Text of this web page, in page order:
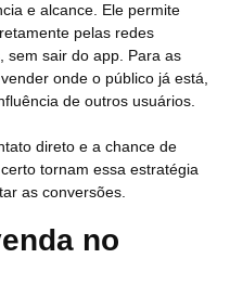
e alcance. Ele permite
pelas redes
sem sair do app. Para as
onde o público já está,
de outros usuários.
direto e a chance de
tornam essa estratégia
as conversões.
no